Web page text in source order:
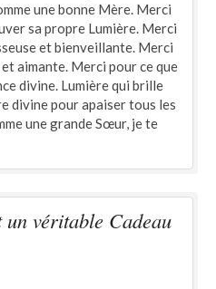
une bonne Mère. Merci
sa propre Lumière. Merci
et bienveillante. Merci
aimante. Merci pour ce que
divine. Lumière qui brille
divine pour apaiser tous les
une grande Sœur, je te
un véritable Cadeau